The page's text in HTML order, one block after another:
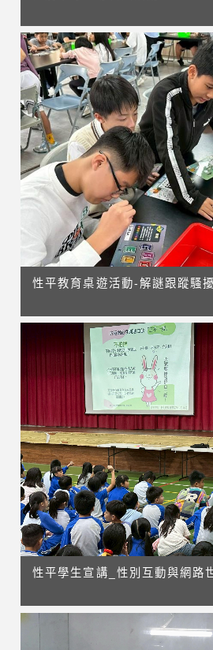
性平教育桌遊活動-解謎跟蹤騷
性平學生宣講_性別互動與網路